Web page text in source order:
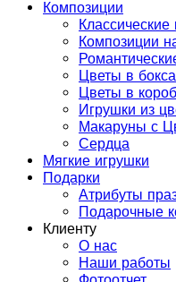
Композиции
Классические
Композиции
Цветы в
Цветы в
Игрушки из
Макаруны с
Сердца
Мягкие игрушки
Подарки
Атрибуты
Подарочные
Клиенту
О нас
Наши работы